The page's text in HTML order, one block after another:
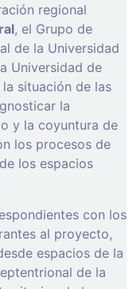
regional
, el Grupo de
de la Universidad
Universidad de
situación de las
la
y la coyuntura de
los procesos de
los espacios
con los
al proyecto,
espacios de la
de la